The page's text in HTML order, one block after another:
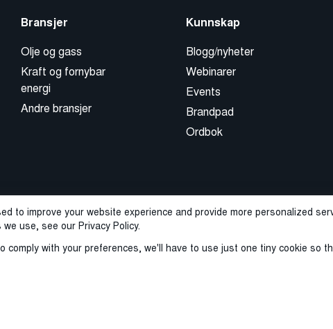
to improve your website experience and provide more personalized
use, see our Privacy Policy.
with your preferences, we'll have to use just one tiny cookie so
Bransjer
Olje og gass
Kraft og fornybar
energi
Andre bransjer
Kunnskap
Blogg/nyheter
Webinarer
Events
Brandpad
Ordbok